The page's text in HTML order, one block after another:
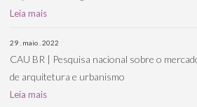
Leia mais
29 . maio . 2022
CAU BR | Pesquisa nacional sobre o
de arquitetura e urbanismo
Leia mais